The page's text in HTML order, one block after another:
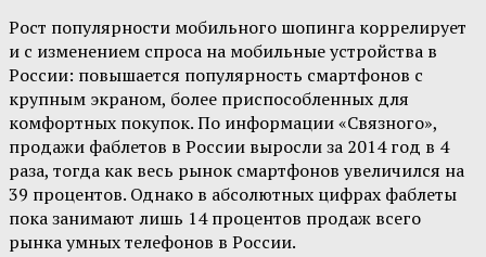
Рост популярности мобильного шопинга коррелирует
и с изменением спроса на мобильные устройства в
России: повышается популярность смартфонов с
крупным экраном, более приспособленных для
комфортных покупок. По информации «Связного»,
продажи фаблетов в России выросли за 2014 год в 4
раза, тогда как весь рынок смартфонов увеличился на
39 процентов. Однако в абсолютных цифрах фаблеты
пока занимают лишь 14 процентов продаж всего
рынка умных телефонов в России.